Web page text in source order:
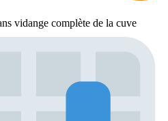
vidange complète de la cuve